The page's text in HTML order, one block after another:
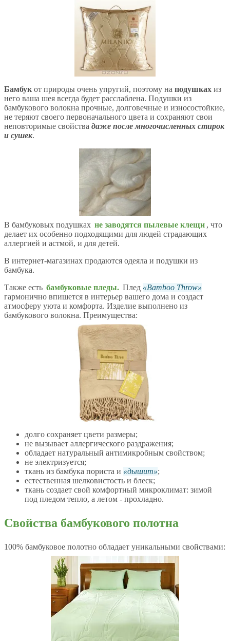
Бамбук от природы очень упругий, поэтому на подушках из
него ваша шея всегда будет расслаблена. Подушки из
бамбукового волокна прочные, долговечные и износостойкие,
не теряют своего первоначального цвета и сохраняют свои
неповторимые свойства даже после многочисленных стирок
и сушек.
В бамбуковых подушках не заводятся пылевые клещи , что
делает их особенно подходящими для людей страдающих
аллергией и астмой, и для детей.
В интернет-магазинах продаются одеяла и подушки из
бамбука.
Также есть бамбуковые пледы. Плед
Bamboo Throw
гармонично впишется в интерьер вашего дома и создаст
атмосферу уюта и комфорта. Изделие выполнено из
бамбукового волокна. Преимущества:
долго сохраняет цвети размеры;
не вызывает аллергического раздражения;
обладает натуральный антимикробным свойством;
не электризуется;
ткань из бамбука пориста и
дышит ;
естественная шелковистость и блеск;
ткань создает свой комфортный микроклимат: зимой
под пледом тепло, а летом - прохладно.
Свойства бамбукового полотна
100% бамбуковое полотно обладает уникальными свойствами: